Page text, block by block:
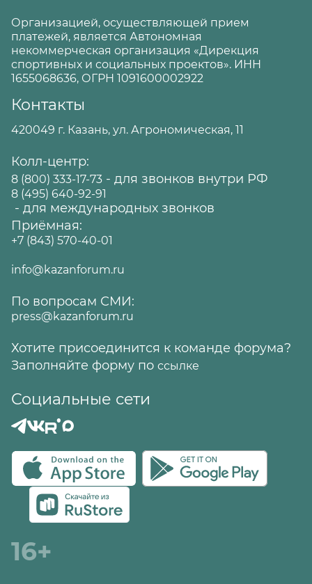
Организацией, осуществляющей прием
платежей, является Автономная
некоммерческая организация «Дирекция
спортивных и социальных проектов». ИНН
1655068636, ОГРН 1091600002922
Контакты
420049 г. Казань, ул. Агрономическая, 11
Колл-центр:
8 (800) 333-17-73 - для звонков внутри РФ
8 (495) 640-92-91
- для международных звонков
Приёмная:
+7 (843) 570-40-01
info@kazanforum.ru
По вопросам СМИ:
press@kazanforum.ru
Хотите присоединится к команде форума?
Заполняйте форму по ссылке
Социальные сети
16+